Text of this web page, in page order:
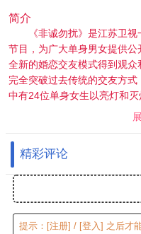
简介
《非诚勿扰》是江苏卫视
节目，为广大单身男女提供
全新的婚恋交友模式得到观
完全突破过去传统的交友方
中有24位单身女生以亮灯和
过“爱之初体验”、“爱之再判
精彩评论
提示： [注册] / [登入] 之后才